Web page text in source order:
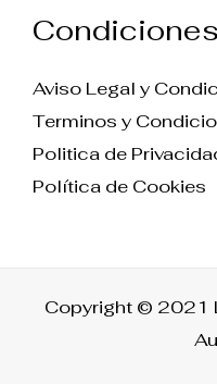
Aviso Legal y
Terminos y
Politica de
Política de Cookies
Copyright © 2021